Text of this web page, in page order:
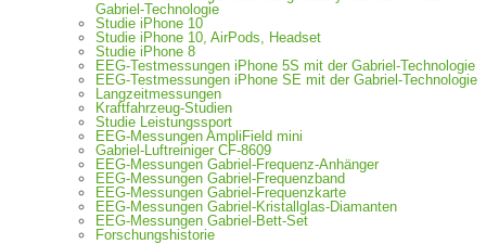
Gabriel-Technologie
Studie iPhone 10
Studie iPhone 10, AirPods, Headset
Studie iPhone 8
EEG-Testmessungen iPhone 5S mit der Gabriel-Technologie
EEG-Testmessungen iPhone SE mit der Gabriel-Technologie
Langzeitmessungen
Kraftfahrzeug-Studien
Studie Leistungssport
EEG-Messungen AmpliField mini
Gabriel-Luftreiniger CF-8609
EEG-Messungen Gabriel-Frequenz-Anhänger
EEG-Messungen Gabriel-Frequenzband
EEG-Messungen Gabriel-Frequenzkarte
EEG-Messungen Gabriel-Kristallglas-Diamanten
EEG-Messungen Gabriel-Bett-Set
Forschungshistorie